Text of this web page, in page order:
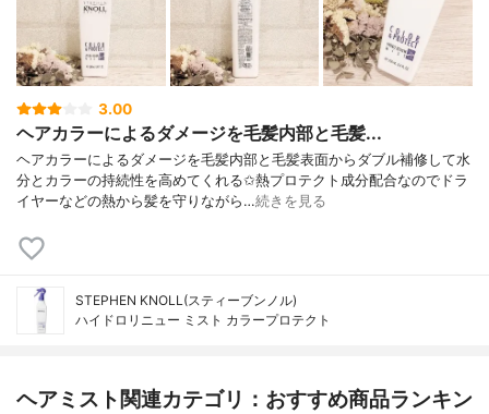
3.00
ヘアカラーによるダメージを毛髪内部と毛髪...
ヘアカラーによるダメージを毛髪内部と毛髪表面からダブル補修して水
分とカラーの持続性を高めてくれる✩熱プロテクト成分配合なのでドラ
イヤーなどの熱から髪を守りながら…続きを見る
STEPHEN KNOLL(スティーブンノル)
ハイドロリニュー ミスト カラープロテクト
ヘアミスト関連カテゴリ：おすすめ商品ランキン